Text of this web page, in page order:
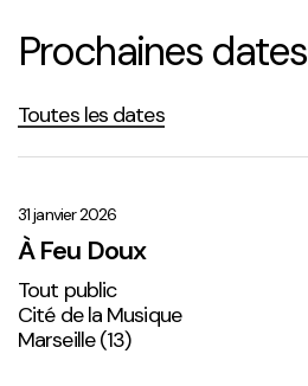
Prochaines dates
Toutes les dates
Doux
31 janvier 2026
À Feu Doux
Tout public
Cité de la Musique
Marseille (13)